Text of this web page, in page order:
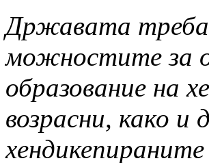
Државата треба
можностите за
образование на
возрасни, како и